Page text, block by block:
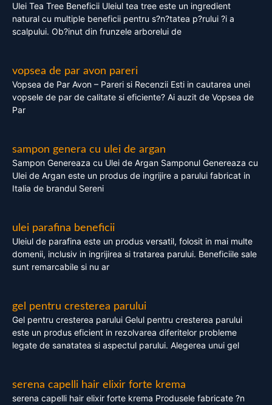
Ulei Tea Tree Beneficii Uleiul tea tree este un ingredient
natural cu multiple beneficii pentru s?n?tatea p?rului ?i a
scalpului. Ob?inut din frunzele arborelui de
vopsea de par avon pareri
Vopsea de Par Avon – Pareri si Recenzii Esti in cautarea unei
vopsele de par de calitate si eficiente? Ai auzit de Vopsea de
Par
sampon genera cu ulei de argan
Sampon Genereaza cu Ulei de Argan Samponul Genereaza cu
Ulei de Argan este un produs de ingrijire a parului fabricat in
Italia de brandul Sereni
ulei parafina beneficii
Uleiul de parafina este un produs versatil, folosit in mai multe
domenii, inclusiv in ingrijirea si tratarea parului. Beneficiile sale
sunt remarcabile si nu ar
gel pentru cresterea parului
Gel pentru cresterea parului Gelul pentru cresterea parului
este un produs eficient in rezolvarea diferitelor probleme
legate de sanatatea si aspectul parului. Alegerea unui gel
serena capelli hair elixir forte krema
serena capelli hair elixir forte krema Produsele fabricate ?n